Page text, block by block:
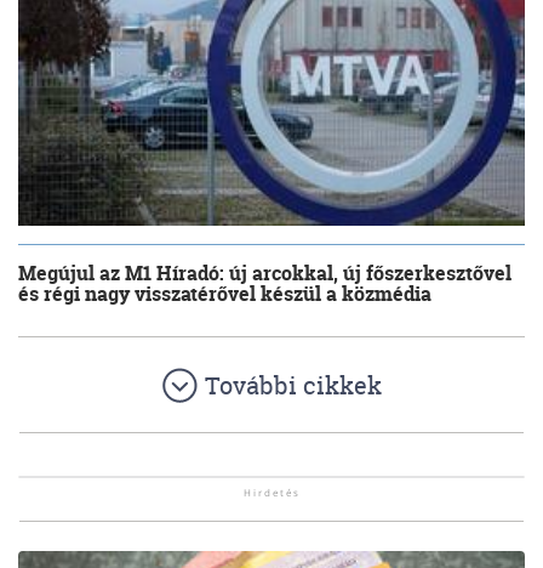
Megújul az M1 Híradó: új arcokkal, új főszerkesztővel
és régi nagy visszatérővel készül a közmédia
További cikkek